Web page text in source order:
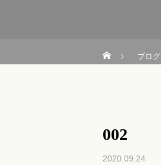
ブログ
002
2020.09.24